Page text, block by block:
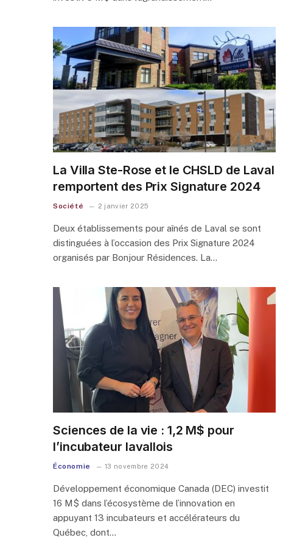
La Villa Ste-Rose et le CHSLD de Laval
remportent des Prix Signature 2024
Société 2 janvier 2025
Deux établissements pour aînés de Laval se sont
distinguées à l’occasion des Prix Signature 2024
organisés par Bonjour Résidences. La…
Sciences de la vie : 1,2 M$ pour
l’incubateur lavallois
Économie 13 novembre 2024
Développement économique Canada (DEC) investit
16 M$ dans l’écosystème de l’innovation en
appuyant 13 incubateurs et accélérateurs du
Québec, dont…